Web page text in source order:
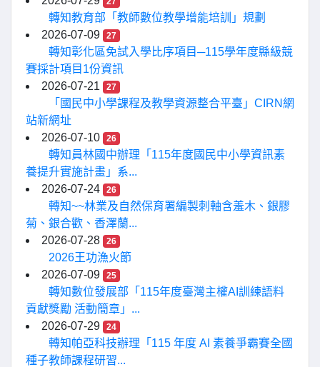
轉知教育部「教師數位教學增能培訓」規劃
2026-07-09
27
轉知彰化區免試入學比序項目─115學年度縣級競
賽採計項目1份資訊
2026-07-21
27
「國民中小學課程及教學資源整合平臺」CIRN網
站新網址
2026-07-10
26
轉知員林國中辦理「115年度國民中小學資訊素
養提升實施計畫」系...
2026-07-24
26
轉知~~林業及自然保育署編製刺軸含羞木、銀膠
菊、銀合歡、香澤蘭...
2026-07-28
26
2026王功漁火節
2026-07-09
25
轉知數位發展部「115年度臺灣主權AI訓練語料
貢獻獎勵 活動簡章」...
2026-07-29
24
轉知帕亞科技辦理「115 年度 AI 素養爭霸賽全國
種子教師課程研習...